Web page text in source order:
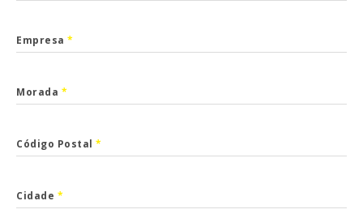
Empresa *
Morada *
Código Postal *
Cidade *